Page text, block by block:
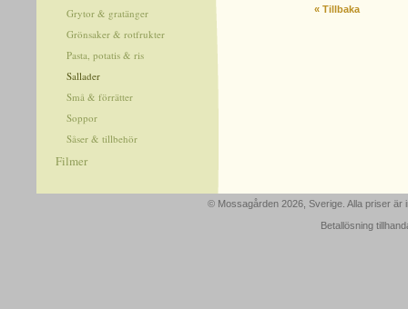
Grytor & gratänger
Grönsaker & rotfrukter
Pasta, potatis & ris
Sallader
Små & förrätter
Soppor
Såser & tillbehör
Filmer
« Tillbaka
© Mossagården 2026, Sverige. Alla priser
Betallösning